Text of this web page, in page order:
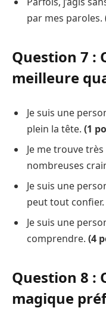
par mes paroles.
Question 7 :
meilleure
Je suis une
plein la tête. (1
Je me trouve
nombreuses
Je suis une
peut tout confier.
Je suis une
comprendre. (4
Question 8 :
magique